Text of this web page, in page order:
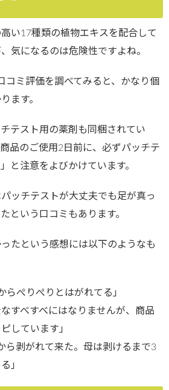
い17種類の植物エキスを配合して
気になるのは危険性ですよね。
コミ評価を調べてみると、かなり個
ます。
テスト用の薬剤も同梱されてい
品のご使用2日前に、必ずパッチテ
と注意をよびかけています。
ッチテストが大丈夫でも足が真っ
という口コミもあります。
たという感想には以下のようなも
らぺりぺりとはがれてる」
すべすべにはなりませんが、商品
しています」
ら剥がれて来た。母は剥けるまで3
」